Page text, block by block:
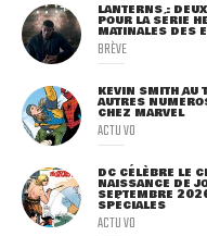
LANTERNS :
POUR LA SÉRIE
MATINALES DES
BRÈVE
KEVIN SMITH AU
AUTRES
CHEZ MARVEL
ACTU VO
DC CÉLÈBRE LE
NAISSANCE DE
SEPTEMBRE
SPÉCIALES
ACTU VO